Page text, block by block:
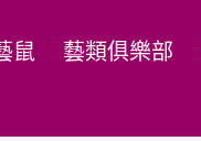
鼠 藝類俱樂部